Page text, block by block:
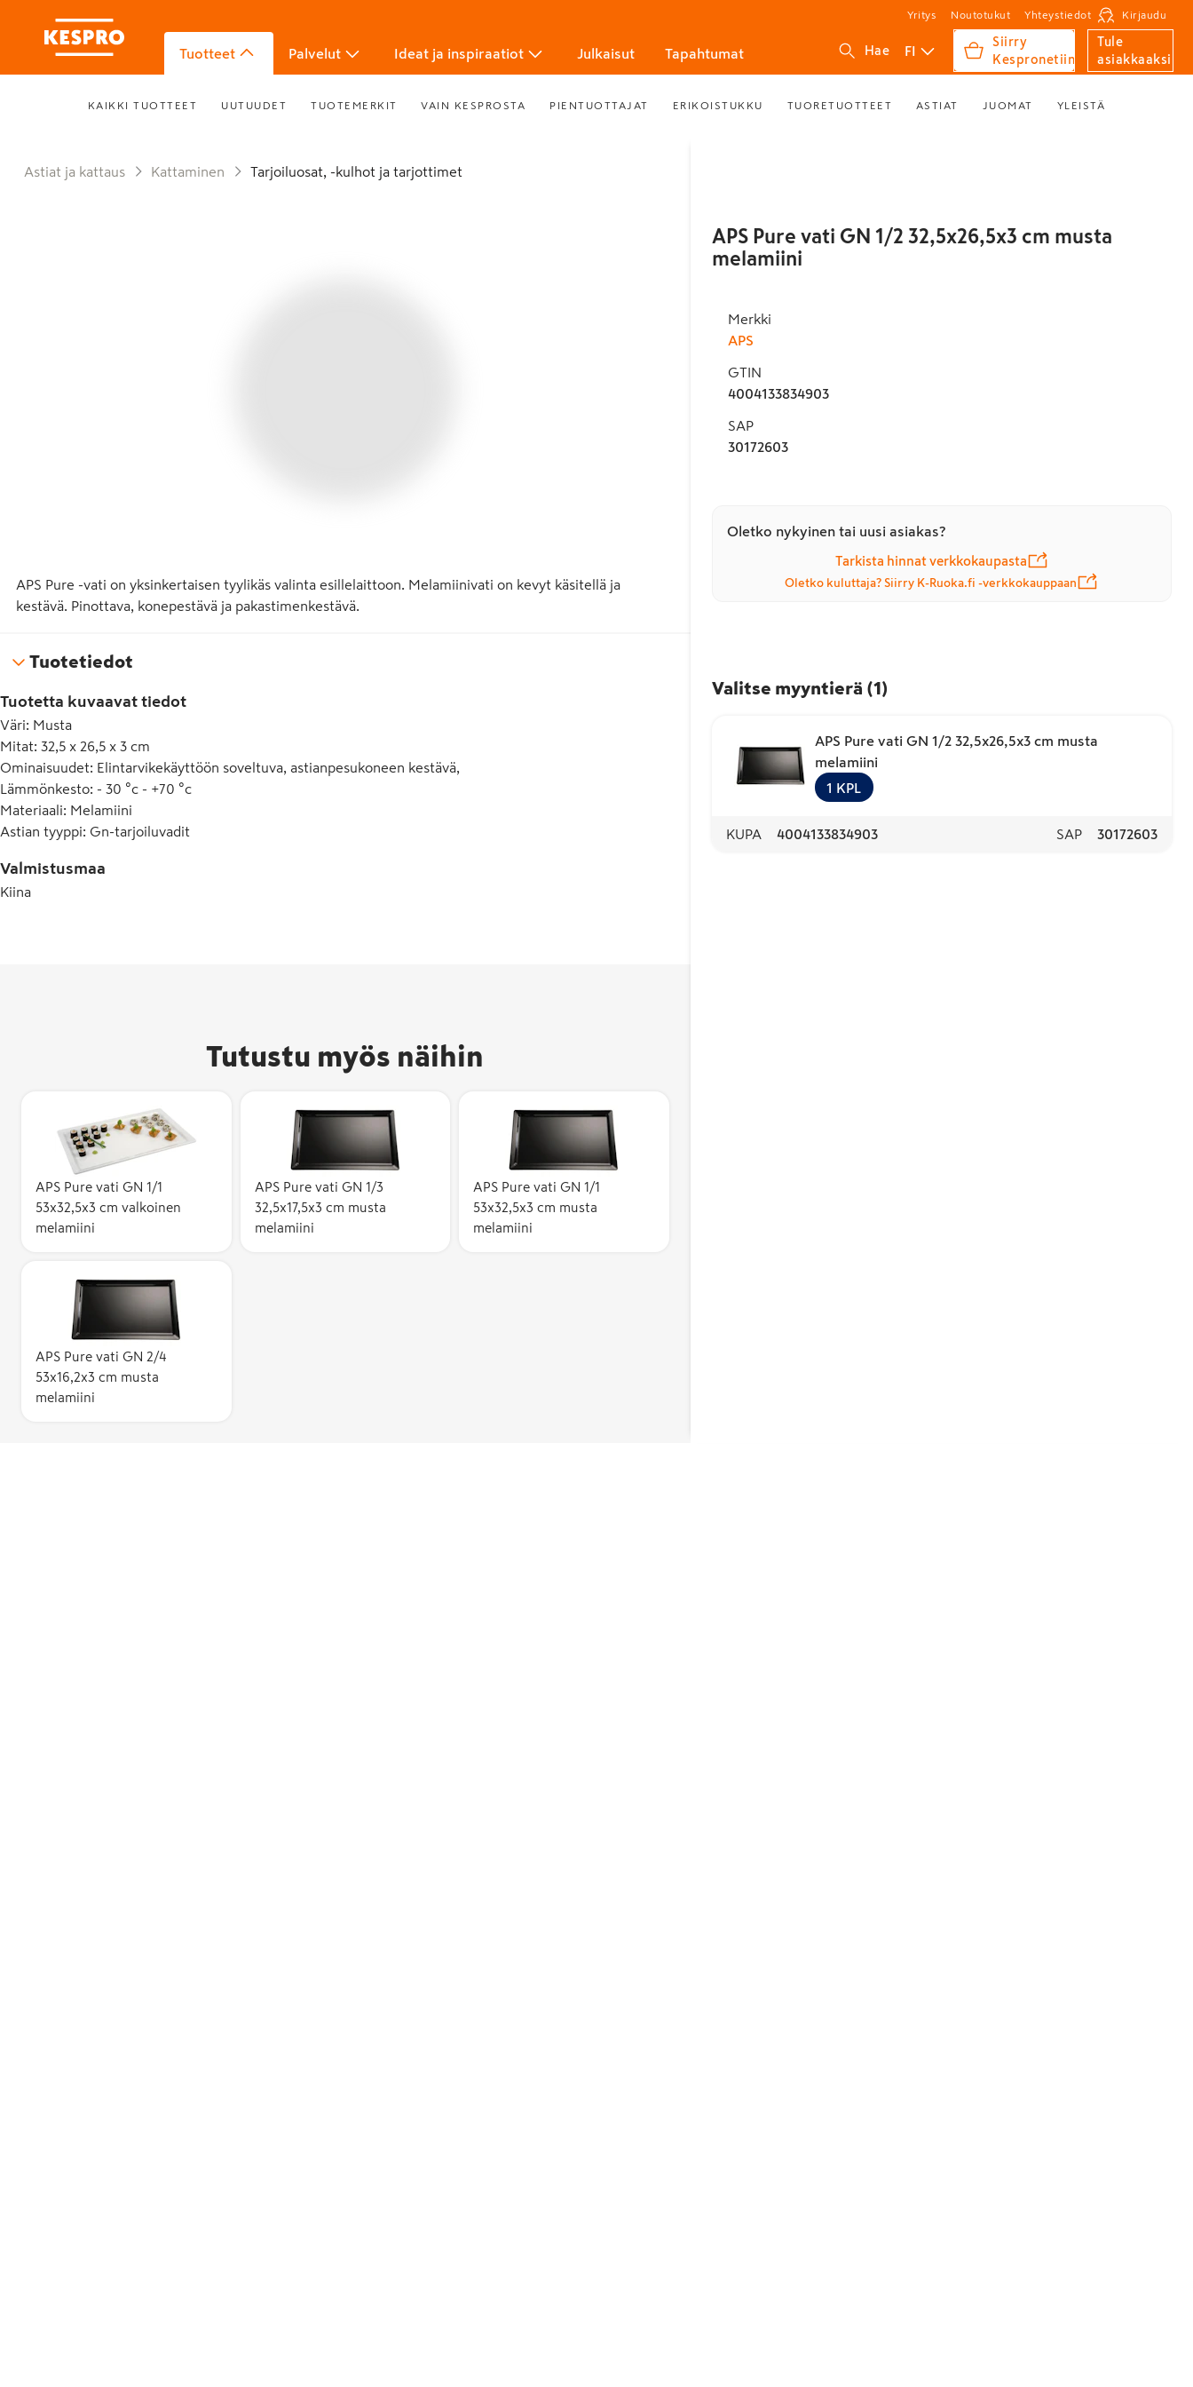
Yritys Noutotukut Yhteystiedot Kirjaudu
Tuotteet Palvelut Ideat ja inspiraatiot Julkaisut Tapahtumat Hae FI
Siirry
Kespronetiin
Tule
asiakkaaksi
KAIKKI TUOTTEET UUTUUDET TUOTEMERKIT VAIN KESPROSTA PIENTUOTTAJAT ERIKOISTUKKU TUORETUOTTEET ASTIAT JUOMAT YLEISTÄ
Astiat ja kattaus Kattaminen Tarjoiluosat, -kulhot ja tarjottimet
APS Pure -vati on yksinkertaisen tyylikäs valinta esillelaittoon. Melamiinivati on kevyt käsitellä ja
kestävä. Pinottava, konepestävä ja pakastimenkestävä.
Tuotetiedot
Tuotetta kuvaavat tiedot
Väri: Musta
Mitat: 32,5 x 26,5 x 3 cm
Ominaisuudet: Elintarvikekäyttöön soveltuva, astianpesukoneen kestävä,
Lämmönkesto:
- 30 °c - +70 °c
Materiaali: Melamiini
Astian tyyppi: Gn-tarjoiluvadit
Valmistusmaa
Kiina
Tutustu myös näihin
APS Pure vati GN 1/1
53x32,5x3 cm valkoinen
melamiini
APS Pure vati GN 1/3
32,5x17,5x3 cm musta
melamiini
APS Pure vati GN 1/1
53x32,5x3 cm musta
melamiini
APS Pure vati GN 2/4
53x16,2x3 cm musta
melamiini
APS Pure vati GN 1/2 32,5x26,5x3 cm musta
melamiini
Merkki
APS
GTIN
4004133834903
SAP
30172603
Oletko nykyinen tai uusi asiakas?
Tarkista hinnat verkkokaupasta
Oletko kuluttaja? Siirry K-Ruoka.fi -verkkokauppaan
Valitse myyntierä (1 )
APS Pure vati GN 1/2 32,5x26,5x3 cm musta
melamiini
1 KPL
KUPA 4004133834903 SAP 30172603